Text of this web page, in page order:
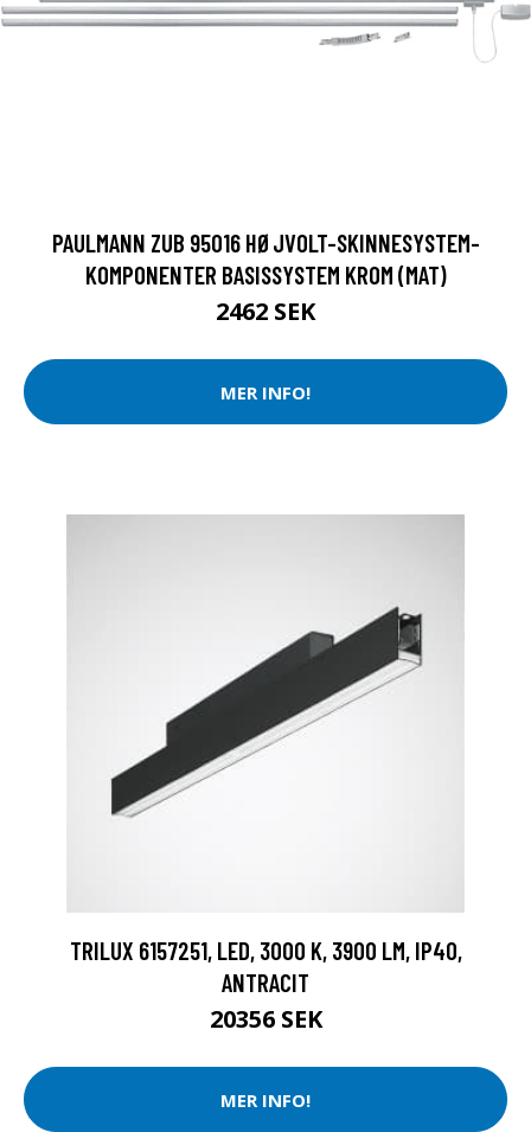
PAULMANN ZUB 95016 HØJVOLT-SKINNESYSTEM-
KOMPONENTER BASISSYSTEM KROM (MAT)
2462 SEK
MER INFO!
TRILUX 6157251, LED, 3000 K, 3900 LM, IP40,
ANTRACIT
20356 SEK
MER INFO!